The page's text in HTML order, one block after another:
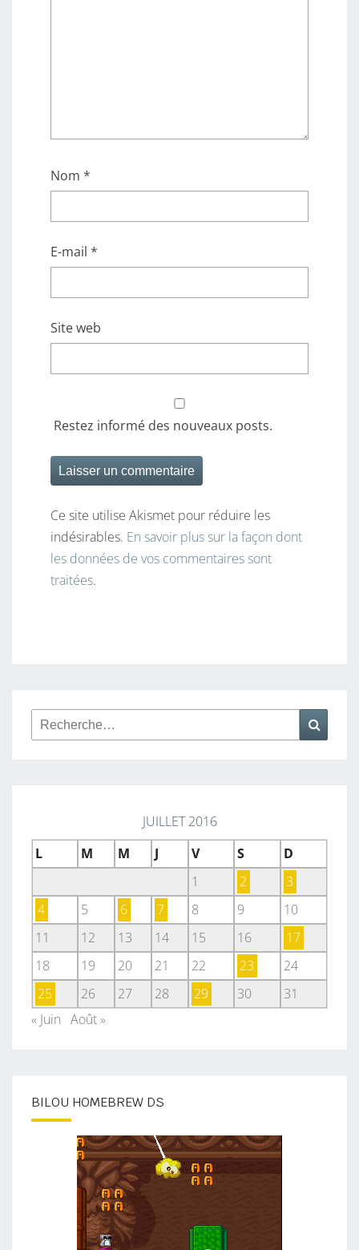
Nom *
E-mail *
Site web
Restez informé des nouveaux posts.
Ce site utilise Akismet pour réduire les
indésirables. En savoir plus sur la façon dont
les données de vos commentaires sont
traitées.
Rechercher :
JUILLET 2016
L
M M J V S
D
1
2
3
4
5 6 7 8 9
10
11
12 13 14 15 16
17
18
19 20 21 22 23
24
25
26 27 28 29 30
31
« Juin Août »
BILOU HOMEBREW DS